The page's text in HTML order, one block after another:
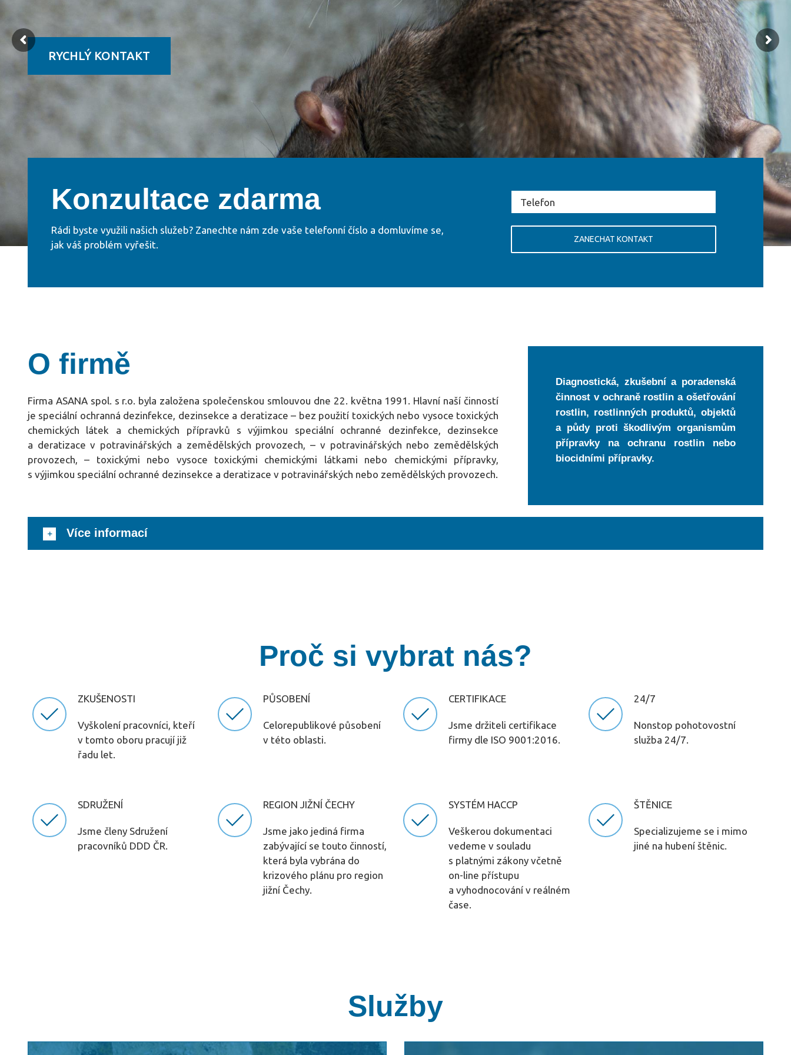
RYCHLÝ KONTAKT
Konzultace zdarma
Rádi byste využili našich služeb? Zanechte nám zde vaše telefonní číslo a domluvíme se,
jak váš problém vyřešit.
O firmě
Firma ASANA spol. s r.o. byla založena společenskou smlouvou dne 22. května 1991. Hlavní naší činností
je speciální ochranná dezinfekce, dezinsekce a deratizace – bez použití toxických nebo vysoce toxických
chemických látek a chemických přípravků s výjimkou speciální ochranné dezinfekce, dezinsekce
a deratizace v potravinářských a zemědělských provozech, – v potravinářských nebo zemědělských
provozech, – toxickými nebo vysoce toxickými chemickými látkami nebo chemickými přípravky,
s výjimkou speciální ochranné dezinsekce a deratizace v potravinářských nebo zemědělských provozech.
Diagnostická, zkušební a poradenská
činnost v ochraně rostlin a ošetřování
rostlin, rostlinných produktů, objektů
a půdy proti škodlivým organismům
přípravky na ochranu rostlin nebo
biocidními přípravky.
Více informací
Proč si vybrat nás?
ZKUŠENOSTI
Vyškolení pracovníci, kteří
v tomto oboru pracují již
řadu let.
PŮSOBENÍ
Celorepublikové působení
v této oblasti.
CERTIFIKACE
Jsme držiteli certifikace
firmy dle ISO 9001:2016.
24/7
Nonstop pohotovostní
služba 24/7.
SDRUŽENÍ
Jsme členy Sdružení
pracovníků DDD ČR.
REGION JIŽNÍ ČECHY
Jsme jako jediná firma
zabývající se touto činností,
která byla vybrána do
krizového plánu pro region
jižní Čechy.
SYSTÉM HACCP
Veškerou dokumentaci
vedeme v souladu
s platnými zákony včetně
on-line přístupu
a vyhodnocování v reálném
čase.
ŠTĚNICE
Specializujeme se i mimo
jiné na hubení štěnic.
Služby